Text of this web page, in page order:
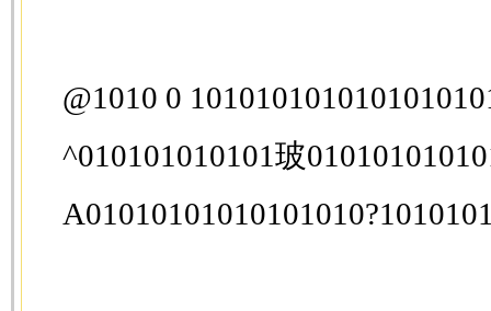
@1010 0
^010101010101玻